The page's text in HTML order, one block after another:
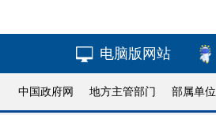
电脑版网站
中国政府网 地方主管部门 部属单位